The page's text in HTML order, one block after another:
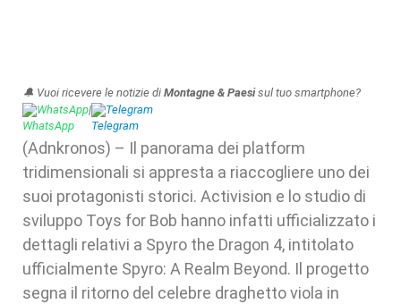
🔔 Vuoi ricevere le notizie di Montagne & Paesisul tuo smartphone?
WhatsApp| Telegram
(Adnkronos) – Il panorama dei platform
tridimensionali si appresta a riaccogliere uno dei
suoi protagonisti storici. Activision e lo studio di
sviluppo Toys for Bob hanno infatti ufficializzato i
dettagli relativi a Spyro the Dragon 4, intitolato
ufficialmente Spyro: A Realm Beyond. Il progetto
segna il ritorno del celebre draghetto viola in